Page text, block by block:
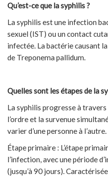
Qu’est-ce que la syphilis ?
La syphilis est une infection
sexuel (IST) ou un contact
infectée. La bactérie causant
de Treponema pallidum.
Quelles sont les étapes de la
La syphilis progresse à
l’ordre et la survenue
varier d’une personne à l’autre.
Étape primaire : L’étape
l’infection, avec une période
(jusqu’à 90 jours).